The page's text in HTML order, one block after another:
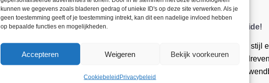
kunnen we gegevens zoals bladeren gedrag of unieke ID's op deze site verwerken. Als je
geen toestemming geeft of je toestemming intrekt, kan dit een nadelige invloed hebben
op bepaalde functies en mogelijkheden.
Accepteren Weigeren Bekijk voorkeuren
CookiebeleidPrivacybeleid
touch toevoegt.
Uiterlijk of sportiviteit? Beide!
De Primavera S combineert stijl
rijervaring te geven.
combinatie mooi en perfect